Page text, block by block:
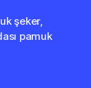
şeker,
pamuk